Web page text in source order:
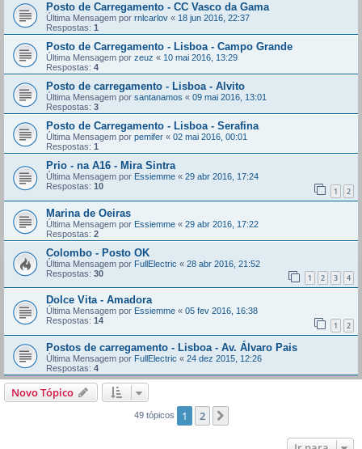
Posto de Carregamento - CC Vasco da Gama
Última Mensagem por rnlcarlov « 18 jun 2016, 22:37
Respostas: 1
Posto de Carregamento - Lisboa - Campo Grande
Última Mensagem por zeuz « 10 mai 2016, 13:29
Respostas: 4
Posto de carregamento - Lisboa - Alvito
Última Mensagem por santanamos « 09 mai 2016, 13:01
Respostas: 3
Posto de Carregamento - Lisboa - Serafina
Última Mensagem por pemifer « 02 mai 2016, 00:01
Respostas: 1
Prio - na A16 - Mira Sintra
Última Mensagem por Essiemme « 29 abr 2016, 17:24
Respostas: 10 1 2
Marina de Oeiras
Última Mensagem por Essiemme « 29 abr 2016, 17:22
Respostas: 2
Colombo - Posto OK
Última Mensagem por FullElectric « 28 abr 2016, 21:52
Respostas: 30 1 2 3 4
Dolce Vita - Amadora
Última Mensagem por Essiemme « 05 fev 2016, 16:38
Respostas: 14 1 2
Postos de carregamento - Lisboa - Av. Álvaro Pais
Última Mensagem por FullElectric « 24 dez 2015, 12:26
Respostas: 4
Novo Tópico
49 tópicos 1 2